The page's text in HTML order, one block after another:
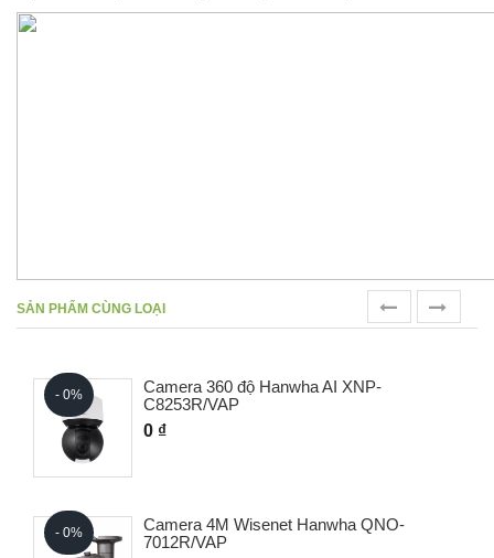
SẢN PHẨM CÙNG LOẠI
- 0%
Camera 360 độ Hanwha AI XNP-
C8253R/VAP
0 ₫
- 0%
Camera 4M Wisenet Hanwha QNO-
7012R/VAP